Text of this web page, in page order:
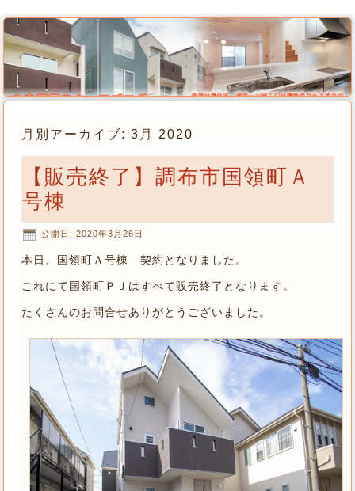
月別アーカイブ:3月 2020
【販売終了】調布市国領町Ａ
号棟
公開日: 2020年3月26日
本日、国領町Ａ号棟 契約となりました。
これにて国領町ＰＪはすべて販売終了となります。
たくさんのお問合せありがとうございました。